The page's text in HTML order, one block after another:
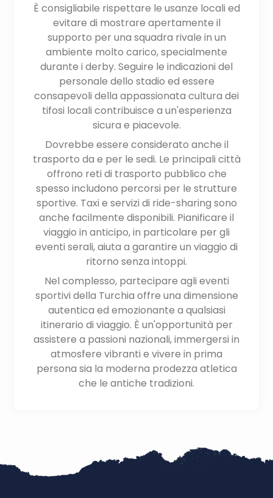
È consigliabile rispettare le usanze locali ed
evitare di mostrare apertamente il
supporto per una squadra rivale in un
ambiente molto carico, specialmente
durante i derby. Seguire le indicazioni del
personale dello stadio ed essere
consapevoli della appassionata cultura dei
tifosi locali contribuisce a un'esperienza
sicura e piacevole.
Dovrebbe essere considerato anche il
trasporto da e per le sedi. Le principali città
offrono reti di trasporto pubblico che
spesso includono percorsi per le strutture
sportive. Taxi e servizi di ride-sharing sono
anche facilmente disponibili. Pianificare il
viaggio in anticipo, in particolare per gli
eventi serali, aiuta a garantire un viaggio di
ritorno senza intoppi.
Nel complesso, partecipare agli eventi
sportivi della Turchia offre una dimensione
autentica ed emozionante a qualsiasi
itinerario di viaggio. È un'opportunità per
assistere a passioni nazionali, immergersi in
atmosfere vibranti e vivere in prima
persona sia la moderna prodezza atletica
che le antiche tradizioni.